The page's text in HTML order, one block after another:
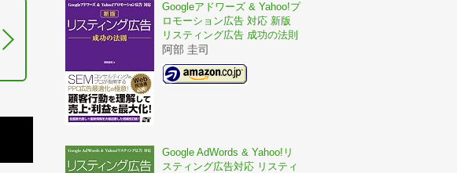
Googleアドワーズ & Yahoo!プ
ロモーション広告 対応 新版
リスティング広告 成功の法則
阿部 圭司
Google AdWords & Yahoo!リ
スティング広告対応 リスティ